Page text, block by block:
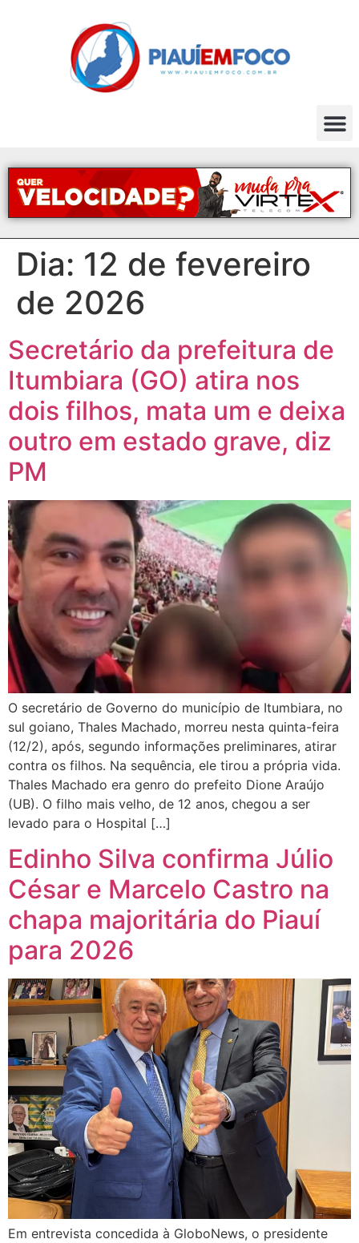
Dia: 12 de fevereiro
de 2026
Secretário da prefeitura de
Itumbiara (GO) atira nos
dois filhos, mata um e deixa
outro em estado grave, diz
PM
O secretário de Governo do município de Itumbiara, no
sul goiano, Thales Machado, morreu nesta quinta-feira
(12/2), após, segundo informações preliminares, atirar
contra os filhos. Na sequência, ele tirou a própria vida.
Thales Machado era genro do prefeito Dione Araújo
(UB). O filho mais velho, de 12 anos, chegou a ser
levado para o Hospital […]
Edinho Silva confirma Júlio
César e Marcelo Castro na
chapa majoritária do Piauí
para 2026
Em entrevista concedida à GloboNews, o presidente